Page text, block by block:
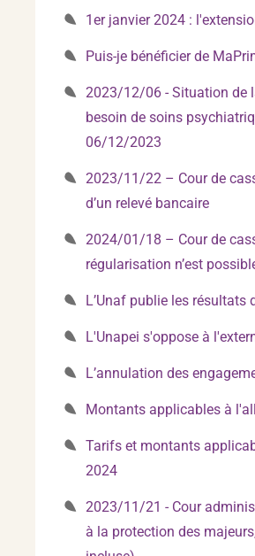
1er janvier 2024 :
Puis-je bénéficier de
2023/12/06 - Situation de
besoin de soins
06/12/2023
2023/11/22 – Cour de
d’un relevé bancaire
2024/01/18 – Cour de
régularisation n’est
L’Unaf publie les résultats
L'Unapei s'oppose à
L’annulation des
Montants applicables à
Tarifs et montants
2024
2023/11/21 - Cour
à la protection des